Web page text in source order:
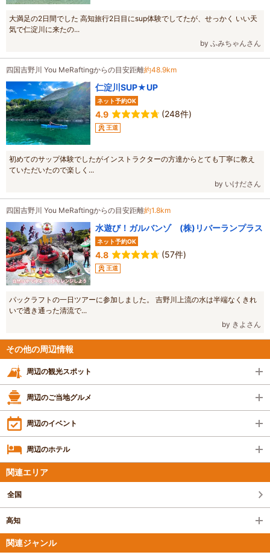
大満足の2日間でした 高知旅行2日目にsup体験でしてたが、せっかく いい天
気で仁淀川に来たの...
by ふみちゃんさん
四国吉野川 You MeRaftingからの目安距離約48.9km
仁淀川SUP★UP
ネット予約OK
4.9 (248件)
王道
初めてのサップ体験でしたがインストラクターの方達からとても丁寧に教え
ていただいたので楽しく...
by いけださん
四国吉野川 You MeRaftingからの目安距離約1.8km
水遊び！ガルバンゾ (株)リバーランプラス
ネット予約OK
4.8 (57件)
王道
パックラフトの一日ツアーに参加しました。 吉野川上流の水は半端なくきれ
いで透き通った清流で...
by きよさん
その他の周辺情報
周辺の観光スポット
周辺のご当地グルメ
周辺のイベント
周辺のホテル
関連エリア
全国
高知
関連ジャンル